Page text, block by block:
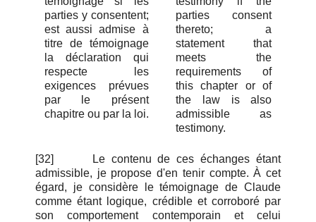
parties y consentent;
est aussi admise à
titre de témoignage
la déclaration qui
respecte les
exigences prévues
par le présent
chapitre ou par la loi.
parties consent
thereto; a
statement that
meets the
requirements of
this chapter or of
the law is also
admissible as
testimony.
[32]
Le contenu de ces échanges étant
admissible, je propose d'en tenir compte. À cet
égard, je considère le témoignage de Claude
comme étant logique, crédible et corroboré par
son comportement contemporain et celui